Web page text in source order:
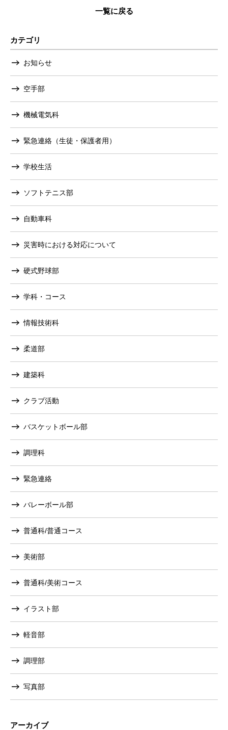
一覧に戻る
カテゴリ
お知らせ
空手部
機械電気科
緊急連絡（生徒・保護者用）
学校生活
ソフトテニス部
自動車科
災害時における対応について
硬式野球部
学科・コース
情報技術科
柔道部
建築科
クラブ活動
バスケットボール部
調理科
緊急連絡
バレーボール部
普通科/普通コース
美術部
普通科/美術コース
イラスト部
軽音部
調理部
写真部
アーカイブ